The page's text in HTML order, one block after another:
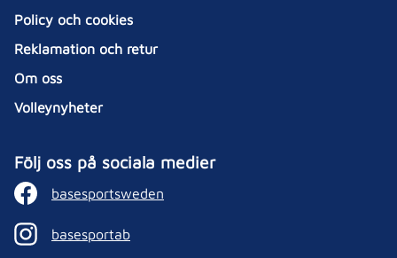
Policy och cookies
Reklamation och retur
Om oss
Volleynyheter
Följ oss på sociala medier
basesportsweden
basesportab